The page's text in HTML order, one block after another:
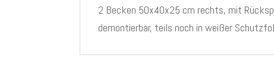
2 Becken 50x40x25 cm rechts, mit
demontierbar, teils noch in weißer